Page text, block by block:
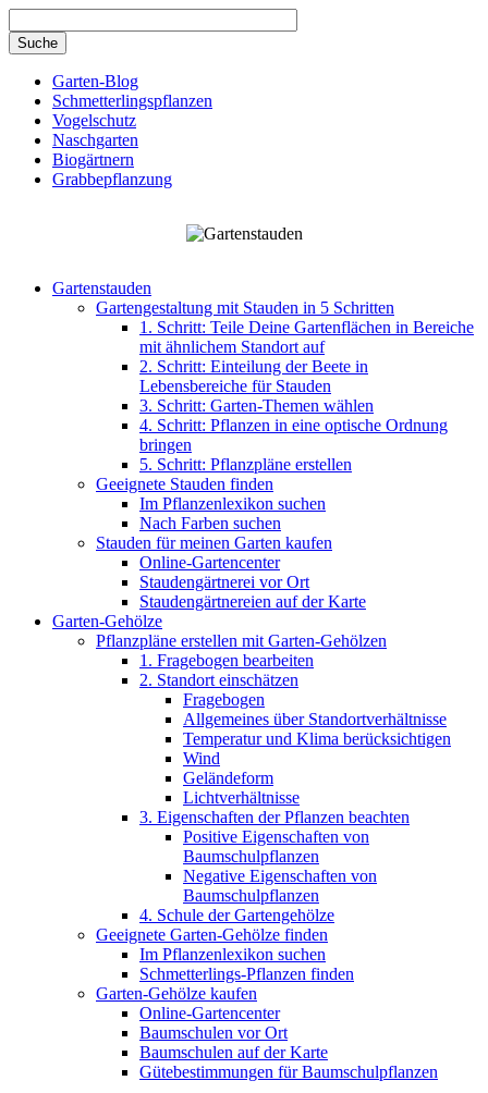
Garten-Blog
Schmetterlingspflanzen
Vogelschutz
Naschgarten
Biogärtnern
Grabbepflanzung
Gartenstauden
Gartengestaltung mit Stauden in 5 Schritten
1. Schritt: Teile Deine Gartenflächen in Bereiche
mit ähnlichem Standort auf
2. Schritt: Einteilung der Beete in
Lebensbereiche für Stauden
3. Schritt: Garten-Themen wählen
4. Schritt: Pflanzen in eine optische Ordnung
bringen
5. Schritt: Pflanzpläne erstellen
Geeignete Stauden finden
Im Pflanzenlexikon suchen
Nach Farben suchen
Stauden für meinen Garten kaufen
Online-Gartencenter
Staudengärtnerei vor Ort
Staudengärtnereien auf der Karte
Garten-Gehölze
Pflanzpläne erstellen mit Garten-Gehölzen
1. Fragebogen bearbeiten
2. Standort einschätzen
Fragebogen
Allgemeines über Standortverhältnisse
Temperatur und Klima berücksichtigen
Wind
Geländeform
Lichtverhältnisse
3. Eigenschaften der Pflanzen beachten
Positive Eigenschaften von
Baumschulpflanzen
Negative Eigenschaften von
Baumschulpflanzen
4. Schule der Gartengehölze
Geeignete Garten-Gehölze finden
Im Pflanzenlexikon suchen
Schmetterlings-Pflanzen finden
Garten-Gehölze kaufen
Online-Gartencenter
Baumschulen vor Ort
Baumschulen auf der Karte
Gütebestimmungen für Baumschulpflanzen